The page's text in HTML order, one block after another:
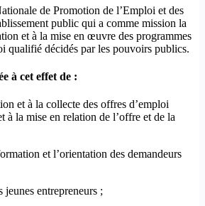
de Promotion de l’Emploi et des
public qui a comme mission la
et à la mise en œuvre des programmes
qualifié décidés par les pouvoirs publics.
à cet effet de :
et à la collecte des offres d’emploi
à la mise en relation de l’offre et de la
et l’orientation des demandeurs
entrepreneurs ;